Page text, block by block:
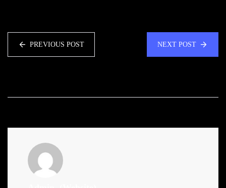
PREVIOUS POST NEXT POST